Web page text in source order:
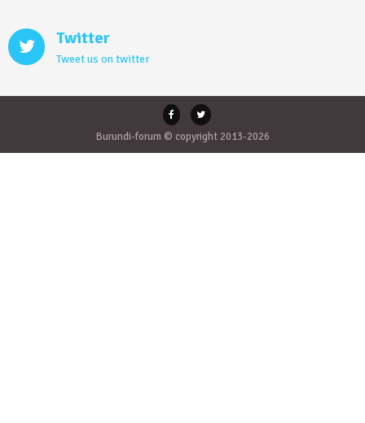
Twitter
Tweet us on twitter
Burundi-forum © copyright 2013-2026